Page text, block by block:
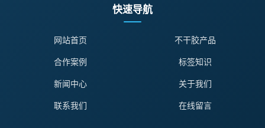
快速导航
网站首页
不干胶产品
合作案例
标签知识
新闻中心
关于我们
联系我们
在线留言